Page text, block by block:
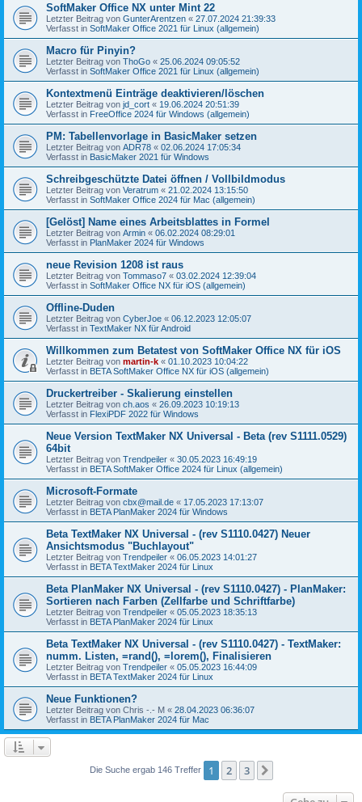
SoftMaker Office NX unter Mint 22
Letzter Beitrag von GunterArentzen « 27.07.2024 21:39:33
Verfasst in SoftMaker Office 2021 für Linux (allgemein)
Macro für Pinyin?
Letzter Beitrag von ThoGo « 25.06.2024 09:05:52
Verfasst in SoftMaker Office 2021 für Linux (allgemein)
Kontextmenü Einträge deaktivieren/löschen
Letzter Beitrag von jd_cort « 19.06.2024 20:51:39
Verfasst in FreeOffice 2024 für Windows (allgemein)
PM: Tabellenvorlage in BasicMaker setzen
Letzter Beitrag von ADR78 « 02.06.2024 17:05:34
Verfasst in BasicMaker 2021 für Windows
Schreibgeschützte Datei öffnen / Vollbildmodus
Letzter Beitrag von Veratrum « 21.02.2024 13:15:50
Verfasst in SoftMaker Office 2024 für Mac (allgemein)
[Gelöst] Name eines Arbeitsblattes in Formel
Letzter Beitrag von Armin « 06.02.2024 08:29:01
Verfasst in PlanMaker 2024 für Windows
neue Revision 1208 ist raus
Letzter Beitrag von Tommaso7 « 03.02.2024 12:39:04
Verfasst in SoftMaker Office NX für iOS (allgemein)
Offline-Duden
Letzter Beitrag von CyberJoe « 06.12.2023 12:05:07
Verfasst in TextMaker NX für Android
Willkommen zum Betatest von SoftMaker Office NX für iOS
Letzter Beitrag von martin-k « 01.10.2023 10:04:22
Verfasst in BETA SoftMaker Office NX für iOS (allgemein)
Druckertreiber - Skalierung einstellen
Letzter Beitrag von ch.aos « 26.09.2023 10:19:13
Verfasst in FlexiPDF 2022 für Windows
Neue Version TextMaker NX Universal - Beta (rev S1111.0529)
64bit
Letzter Beitrag von Trendpeiler « 30.05.2023 16:49:19
Verfasst in BETA SoftMaker Office 2024 für Linux (allgemein)
Microsoft-Formate
Letzter Beitrag von cbx@mail.de « 17.05.2023 17:13:07
Verfasst in BETA PlanMaker 2024 für Windows
Beta TextMaker NX Universal - (rev S1110.0427) Neuer
Ansichtsmodus "Buchlayout"
Letzter Beitrag von Trendpeiler « 06.05.2023 14:01:27
Verfasst in BETA TextMaker 2024 für Linux
Beta PlanMaker NX Universal - (rev S1110.0427) - PlanMaker:
Sortieren nach Farben (Zellfarbe und Schriftfarbe)
Letzter Beitrag von Trendpeiler « 05.05.2023 18:35:13
Verfasst in BETA PlanMaker 2024 für Linux
Beta TextMaker NX Universal - (rev S1110.0427) - TextMaker:
numm. Listen, =rand(), =lorem(), Finalisieren
Letzter Beitrag von Trendpeiler « 05.05.2023 16:44:09
Verfasst in BETA TextMaker 2024 für Linux
Neue Funktionen?
Letzter Beitrag von Chris -.- M « 28.04.2023 06:36:07
Verfasst in BETA PlanMaker 2024 für Mac
Die Suche ergab 146 Treffer 1 2 3